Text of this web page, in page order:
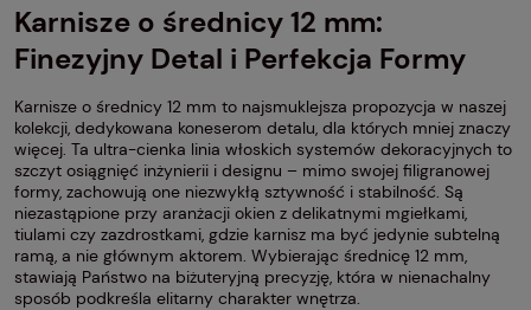
Karnisze o średnicy 12 mm:
Finezyjny Detal i Perfekcja Formy
Karnisze o średnicy 12 mm to najsmuklejsza propozycja w naszej
kolekcji, dedykowana koneserom detalu, dla których mniej znaczy
więcej. Ta ultra-cienka linia włoskich systemów dekoracyjnych to
szczyt osiągnięć inżynierii i designu – mimo swojej filigranowej
formy, zachowują one niezwykłą sztywność i stabilność. Są
niezastąpione przy aranżacji okien z delikatnymi mgiełkami,
tiulami czy zazdrostkami, gdzie karnisz ma być jedynie subtelną
ramą, a nie głównym aktorem. Wybierając średnicę 12 mm,
stawiają Państwo na biżuteryjną precyzję, która w nienachalny
sposób podkreśla elitarny charakter wnętrza.